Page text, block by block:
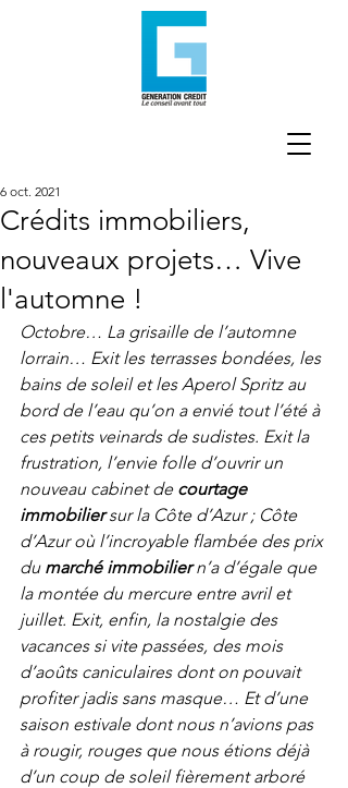
Crédits immobiliers,
nouveaux projets… Vive
l'automne !
6 oct. 2021
Octobre… La grisaille de l’automne
lorrain… Exit les terrasses bondées, les
bains de soleil et les Aperol Spritz au
bord de l’eau qu’on a envié tout l’été à
ces petits veinards de sudistes. Exit la
frustration, l’envie folle d’ouvrir un
nouveau cabinet de courtage
immobilier sur la Côte d’Azur ; Côte
d’Azur où l’incroyable flambée des prix
du marché immobilier n’a d’égale que
la montée du mercure entre avril et
juillet. Exit, enfin, la nostalgie des
vacances si vite passées, des mois
d’aoûts caniculaires dont on pouvait
profiter jadis sans masque… Et d’une
saison estivale dont nous n’avions pas
à rougir, rouges que nous étions déjà
d’un coup de soleil fièrement arboré